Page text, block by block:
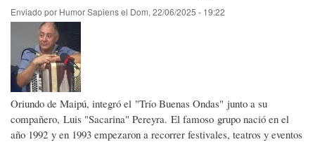
Enviado por Humor Sapiensel Dom, 22/06/2025 - 19:22
Oriundo de Maipú, integró el "Trío Buenas Ondas" junto a su
compañero, Luis "Sacarina" Pereyra. El famoso grupo nació en el
año 1992 y en 1993 empezaron a recorrer festivales, teatros y eventos